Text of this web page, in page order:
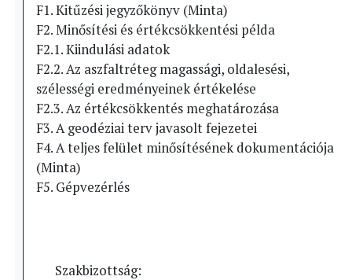
F1. Kitűzési jegyzőkönyv (Minta)
F2. Minősítési és értékcsökkentési példa
F2.1. Kiindulási adatok
F2.2. Az aszfaltréteg magassági, oldalesési,
szélességi eredményeinek értékelése
F2.3. Az értékcsökkentés meghatározása
F3. A geodéziai terv javasolt fejezetei
F4. A teljes felület minősítésének dokumentációja
(Minta)
F5. Gépvezérlés
Szakbizottság: